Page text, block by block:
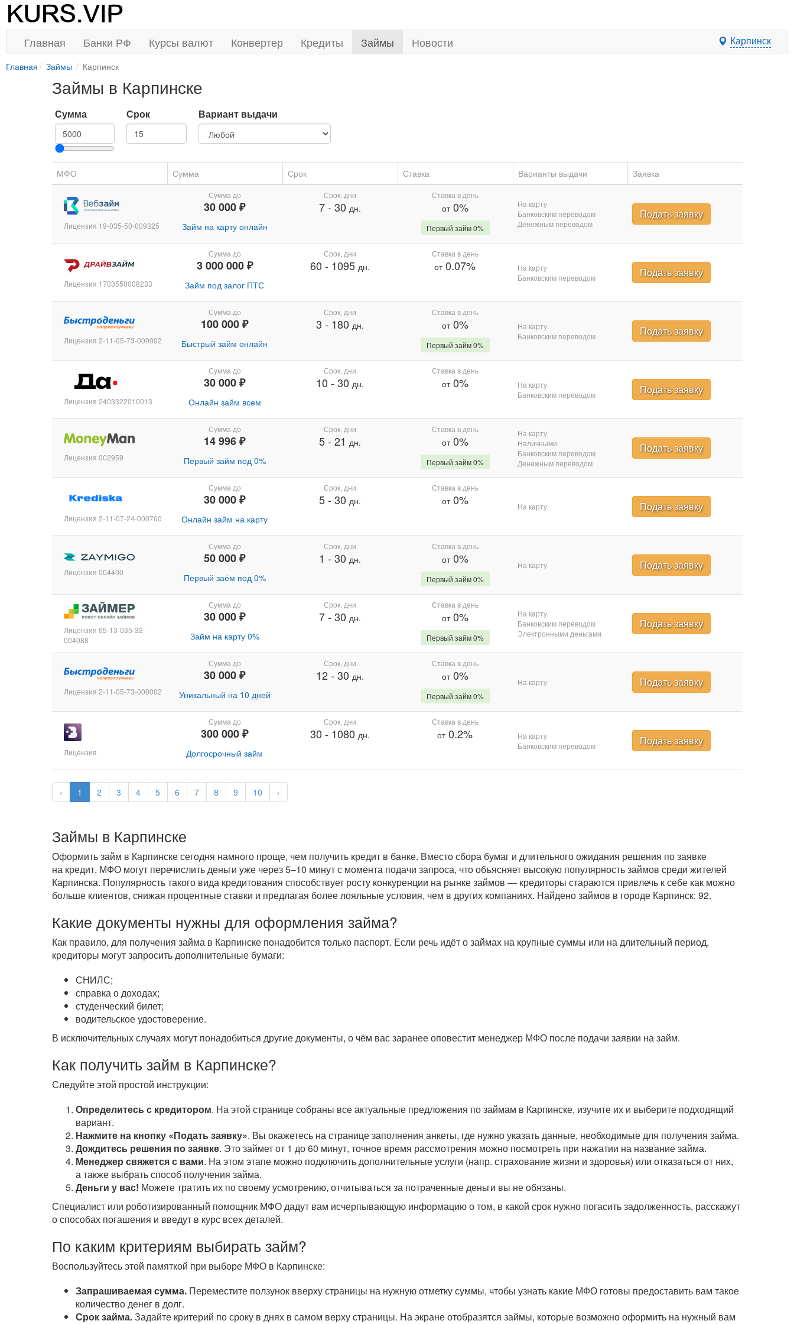
Главная Банки РФ Курсы валют Конвертер Кредиты Займы Новости Карпинск
Главная Займы Карпинск
Займы в Карпинске
Сумма Срок Вариант выдачи
МФО Сумма Срок Ставка Варианты выдачи Заявка
‹ 1 2 3 4 5 6 7 8 9 10 ›
Лицензия 19-035-50-009325
Сумма до
30 000 ₽
Займ на карту онлайн
Срок, дни
7- 30 дн.
Ставка в день
от0%
Первый займ 0%
На карту
Банковским переводом
Денежным переводом
Подать заявку
Лицензия 1703550008233
Сумма до
3 000 000 ₽
Займ под залог ПТС
Срок, дни
60 - 1095 дн.
Ставка в день
от0.07%
На карту
Банковским переводом
Подать заявку
Лицензия 2-11-05-73-000002
Сумма до
100 000 ₽
Быстрый займ онлайн
Срок, дни
3 - 180 дн.
Ставка в день
от0%
Первый займ 0%
На карту
Банковским переводом
Подать заявку
Лицензия 2403322010013
Сумма до
30 000 ₽
Онлайн займ всем
Срок, дни
10 - 30 дн.
Ставка в день
от0%
На карту
Банковским переводом
Подать заявку
Лицензия 002959
Сумма до
14 996 ₽
Первый займ под 0%
Срок, дни
5- 21 дн.
Ставка в день
от0%
Первый займ 0%
На карту
Наличными
Банковским переводом
Денежным переводом
Подать заявку
Лицензия 2-11-07-24-000760
Сумма до
30 000 ₽
Онлайн займ на карту
Срок, дни
5- 30 дн.
Ставка в день
от0% На карту Подать заявку
Лицензия 004400
Сумма до
50 000 ₽
Первый заём под 0%
Срок, дни
1 - 30 дн.
Ставка в день
от0%
Первый займ 0%
На карту Подать заявку
Лицензия 65-13-035-32-
004088
Сумма до
30 000 ₽
Займ на карту 0%
Срок, дни
7- 30 дн.
Ставка в день
от0%
Первый займ 0%
На карту
Банковским переводом
Электронными деньгами
Подать заявку
Лицензия 2-11-05-73-000002
Сумма до
30 000 ₽
Уникальный на 10 дней
Срок, дни
12- 30 дн.
Ставка в день
от0%
Первый займ 0%
На карту Подать заявку
Лицензия
Сумма до
300 000 ₽
Долгосрочный займ
Срок, дни
30 - 1080 дн.
Ставка в день
от0.2%
На карту
Банковским переводом
Подать заявку
Займы в Карпинске
Оформить займ в Карпинске сегодня намного проще, чем получить кредит в банке. Вместо сбора бумаг и длительного ожидания решения по заявке
на кредит, МФО могут перечислить деньги уже через 5–10 минут с момента подачи запроса, что объясняет высокую популярность займов среди жителей
Карпинска. Популярность такого вида кредитования способствует росту конкуренции на рынке займов — кредиторы стараются привлечь к себе как можно
больше клиентов, снижая процентные ставки и предлагая более лояльные условия, чем в других компаниях. Найдено займов в городе Карпинск: 92.
Какие документы нужны для оформления займа?
Как правило, для получения займа в Карпинске понадобится только паспорт. Если речь идёт о займах на крупные суммы или на длительный период,
кредиторы могут запросить дополнительные бумаги:
СНИЛС;
справка о доходах;
студенческий билет;
водительское удостоверение.
В исключительных случаях могут понадобиться другие документы, о чём вас заранее оповестит менеджер МФО после подачи заявки на займ.
Как получить займ в Карпинске?
Следуйте этой простой инструкции:
Определитесь с кредитором. На этой странице собраны все актуальные предложения по займам в Карпинске, изучите их и выберите подходящий
вариант.
Нажмите на кнопку «Подать заявку». Вы окажетесь на странице заполнения анкеты, где нужно указать данные, необходимые для получения займа.
Дождитесь решения по заявке. Это займет от 1 до 60 минут, точное время рассмотрения можно посмотреть при нажатии на название займа.
Менеджер свяжется с вами. На этом этапе можно подключить дополнительные услуги (напр. страхование жизни и здоровья) или отказаться от них,
а также выбрать способ получения займа.
Деньги у вас! Можете тратить их по своему усмотрению, отчитываться за потраченные деньги вы не обязаны.
Специалист или роботизированный помощник МФО дадут вам исчерпывающую информацию о том, в какой срок нужно погасить задолженность, расскажут
о способах погашения и введут в курс всех деталей.
По каким критериям выбирать займ?
Воспользуйтесь этой памяткой при выборе МФО в Карпинске:
Запрашиваемая сумма.Переместите ползунок вверху страницы на нужную отметку суммы, чтобы узнать какие МФО готовы предоставить вам такое
количество денег в долг.
Срок займа.Задайте критерий по сроку в днях в самом верху страницы. На экране отобразятся займы, которые возможно оформить на нужный вам